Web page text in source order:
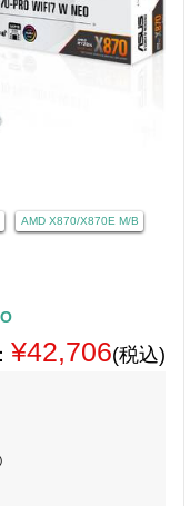
AMD X870/X870E M/B
¥42,706(税込)